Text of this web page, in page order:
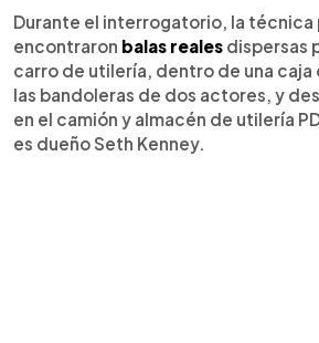
Durante el interrogatorio, la técnica
encontraron balas reales dispersas
carro de utilería, dentro de una caja
las bandoleras de dos actores, y
en el camión y almacén de utilería
es dueño Seth Kenney.